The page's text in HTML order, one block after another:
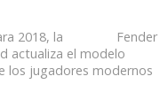
2018, la
Fender
actualiza el modelo
los jugadores modernos